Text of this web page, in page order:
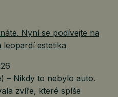
– Nikdy to nebylo auto.
zvíře, které spíše